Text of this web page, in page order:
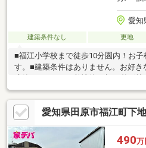
愛知
建築条件なし 更地
■福江小学校まで徒歩10分圏内！お
す。■建築条件はありません。お好
愛知県田原市福江町下
490万